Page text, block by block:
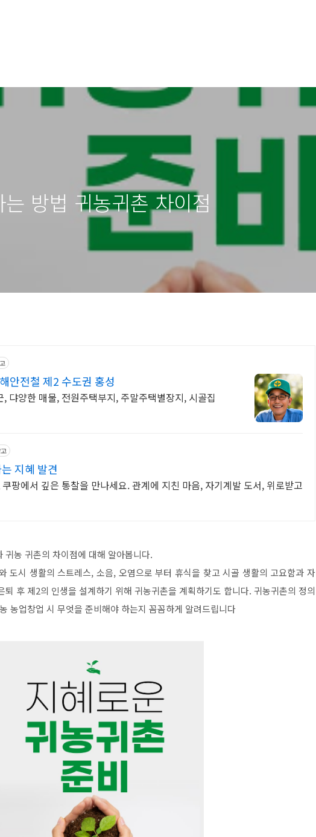
방법 귀농귀촌 차이점
안전철 제2 수도권 홍성
댜양한 매물, 전원주택부지, 주말주택별장지, 시골집
지혜 발견
팡에서 깊은 통찰을 만나세요. 관계에 지친 마음, 자기계발 도서, 위로받고
농 귀촌의 차이점에 대해 알아봅니다.
도시 생활의 스트레스, 소음, 오염으로 부터 휴식을 찾고 시골 생활의 고요함과 자
퇴 후 제2의 인생을 설계하기 위해 귀농귀촌을 계획하기도 합니다. 귀농귀촌의 정의
농업창업 시 무엇을 준비해야 하는지 꼼꼼하게 알려드립니다